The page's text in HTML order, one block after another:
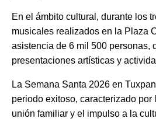
En el ámbito cultural, durante los
musicales realizados en la Plaza
asistencia de 6 mil 500 personas,
presentaciones artísticas y
La Semana Santa 2026 en
periodo exitoso, caracterizado
unión familiar y el impulso a la